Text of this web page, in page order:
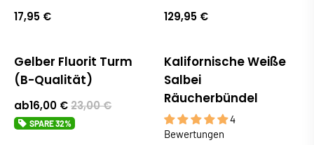
17,95 € 129,95 €
Ausverkauft
Gelber Fluorit Turm
(B-Qualität)
ab 23,00 €
16,00 €
SPARE32%
Sale
Kalifornische Weiße
Salbei
Räucherbündel
4
Bewertungen